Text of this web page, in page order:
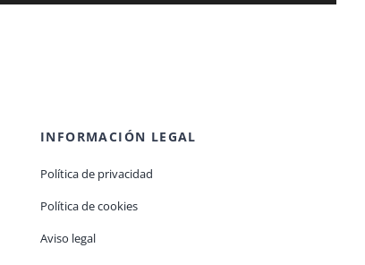
INFORMACIÓN LEGAL
Política de privacidad
Política de cookies
Aviso legal